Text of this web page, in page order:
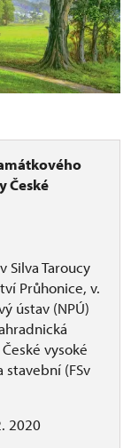
České
Silva Taroucy
Průhonice, v.
ústav (NPÚ)
vysoké
stavební (FSv
2020